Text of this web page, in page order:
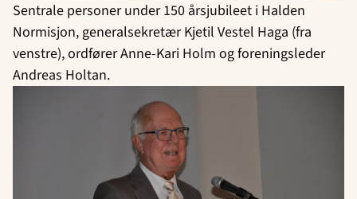
Sentrale personer under 150 årsjubileet i Halden
Normisjon, generalsekretær Kjetil Vestel Haga (fra
venstre), ordfører Anne-Kari Holm og foreningsleder
Andreas Holtan.